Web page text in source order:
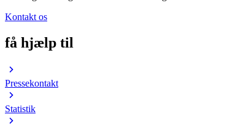
Kontakt os
få hjælp til
Pressekontakt
Statistik